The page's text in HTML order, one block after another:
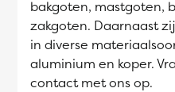
bakgoten, mastgoten,
zakgoten. Daarnaast
in diverse
aluminium en koper.
contact met ons op.